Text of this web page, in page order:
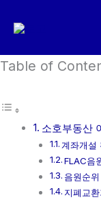
로
너
Table of
소호부동산
계좌개설
FLAC음
음원순
지폐교